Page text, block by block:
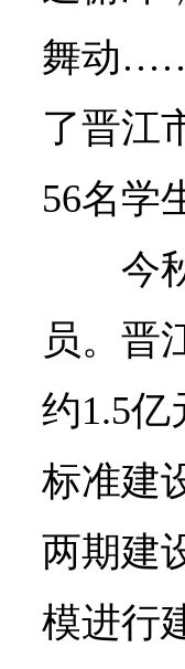
舞动……
了晋江
56名学
今
员。晋
约1.5亿
标准建
两期建
模进行